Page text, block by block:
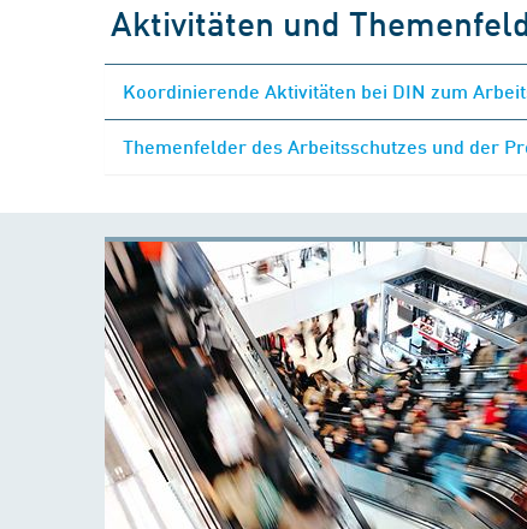
Aktivitäten und
Koordinierende Aktivitäten bei DIN zum
Themenfelder des Arbeitsschutzes und der